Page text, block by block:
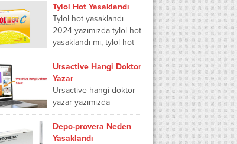
mümkündür. Kuru
öksürüğün aniden
gelmesi ve devam
etmesi boğaz...
Tylol Hot Yasaklandı
Tylol hot yasaklandı
2024 yazımızda tylol hot
yasaklandı mı, tylol hot
neden zararlı, tylol hot
niye yasaklandı ve tylol
hot...
Ursactive Hangi Doktor
Yazar
Ursactive hangi doktor
yazar yazımızda
ursactive 250 mg
kapsül ne işe yarar,
ursactive devlet
Depo-provera Neden
Yasaklandı